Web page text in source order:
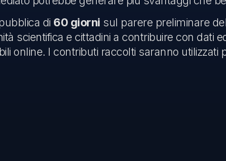
di 60 giorni sul parere preliminare
scientifica e cittadini a contribuire con dati
online. I contributi raccolti saranno utilizzati